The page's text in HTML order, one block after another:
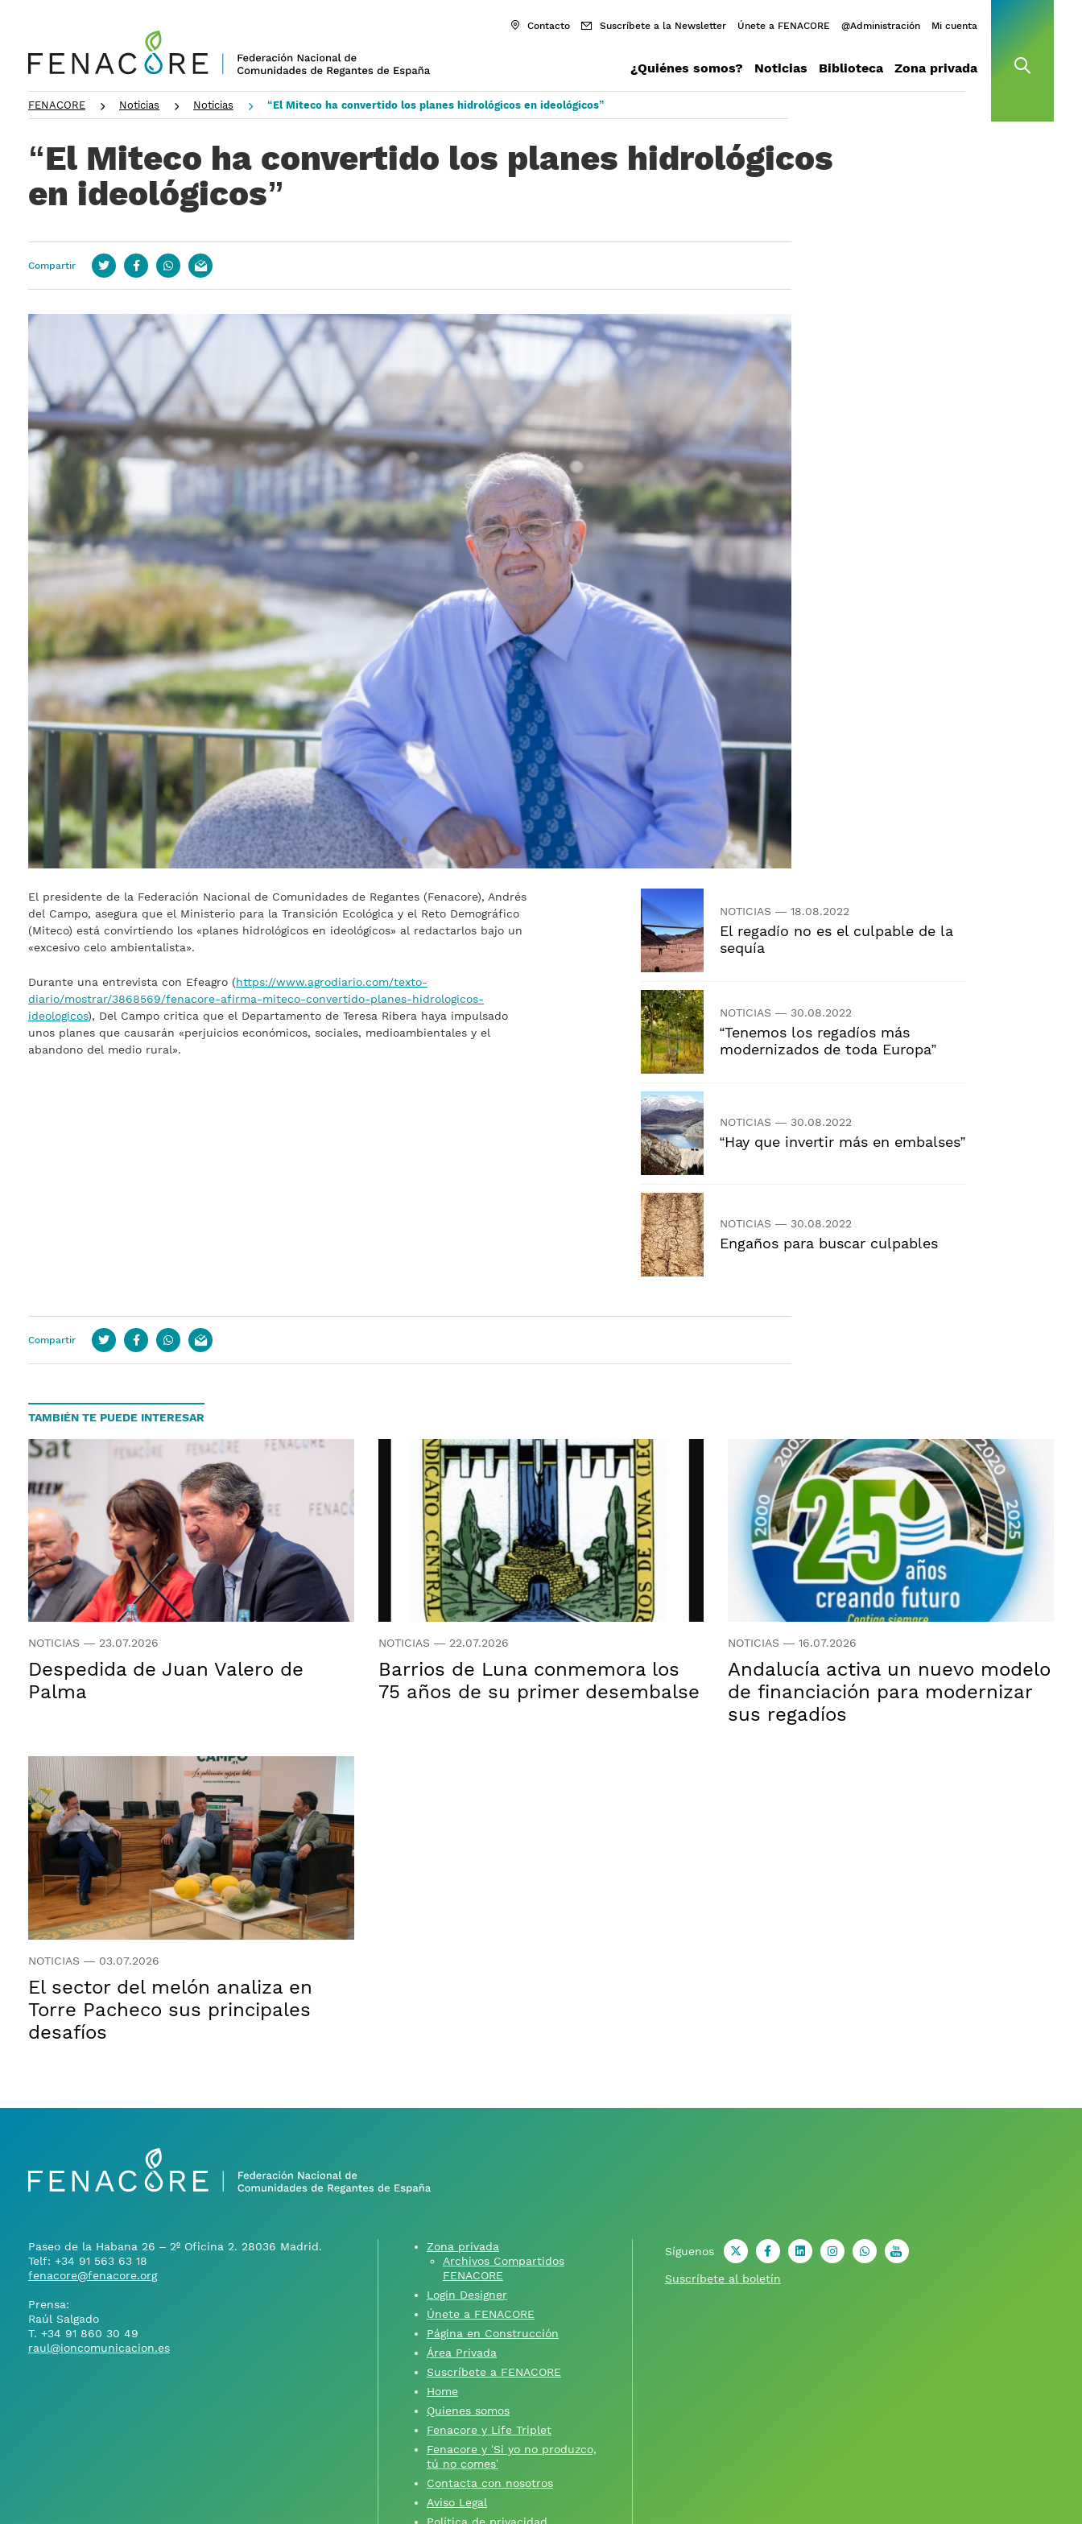
open
¿Quiénes somos? Noticias Biblioteca Zona privada
Contacto Suscríbete a la Newsletter Únete a FENACORE @Administración Mi cuenta
FENACORE Noticias Noticias “El Miteco ha convertido los planes hidrológicos en ideológicos”
“El Miteco ha convertido los planes hidrológicos
en ideológicos”
Compartir TwitterFacebookwhatsapp
email
El presidente de la Federación Nacional de Comunidades de Regantes (Fenacore), Andrés
del Campo, asegura que el Ministerio para la Transición Ecológica y el Reto Demográfico
(Miteco) está convirtiendo los «planes hidrológicos en ideológicos» al redactarlos bajo un
«excesivo celo ambientalista».
Durante una entrevista con Efeagro (https://www.agrodiario.com/texto-
diario/mostrar/3868569/fenacore-afirma-miteco-convertido-planes-hidrologicos-
ideologicos), Del Campo critica que el Departamento de Teresa Ribera haya impulsado
unos planes que causarán «perjuicios económicos, sociales, medioambientales y el
abandono del medio rural».
NOTICIAS — 18.08.2022
El regadío no es el culpable de la
sequía
NOTICIAS — 30.08.2022
“Tenemos los regadíos más
modernizados de toda Europa”
NOTICIAS — 30.08.2022
“Hay que invertir más en embalses”
NOTICIAS — 30.08.2022
Engaños para buscar culpables
Compartir TwitterFacebookwhatsapp
email
TAMBIÉN TE PUEDE INTERESAR
NOTICIAS — 23.07.2026
Despedida de Juan Valero de
Palma
NOTICIAS — 22.07.2026
Barrios de Luna conmemora los
75 años de su primer desembalse
NOTICIAS—16.07.2026
Andalucía activa un nuevo modelo
de financiación para modernizar
sus regadíos
NOTICIAS — 03.07.2026
El sector del melón analiza en
Torre Pacheco sus principales
desafíos
Paseo de la Habana 26 – 2º Oficina 2. 28036 Madrid.
Telf: +34 91 563 63 18
fenacore@fenacore.org
Prensa:
Raúl Salgado
T. +34 91 860 30 49
raul@ioncomunicacion.es
Zona privada
Archivos Compartidos
FENACORE
Login Designer
Únete a FENACORE
Página en Construcción
Área Privada
Suscríbete a FENACORE
Home
Quienes somos
Fenacore y Life Triplet
Fenacore y ‘Si yo no produzco,
tú no comes’
Contacta con nosotros
Aviso Legal
Síguenos X facebookLinkedinInstagramWhatsappyoutube
Suscríbete al boletín